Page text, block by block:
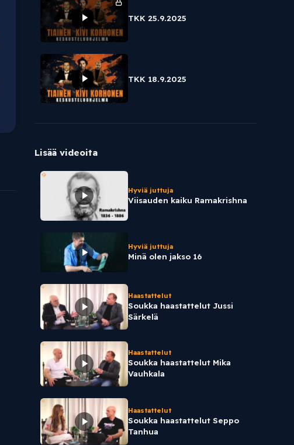
TKK 25.9.2025
TKK 18.9.2025
Lisää videoita
Hyviä juttuja
Viisauden kaiku Ramakrishna
Hyviä juttuja
Minä olen jakso 16
Haastattelut
Soukka haastattelut Jussi
Särkelä
Haastattelut
Soukka haastattelut Mika
Vauhkala
Haastattelut
Soukka haastattelut Seppo
Tanhua